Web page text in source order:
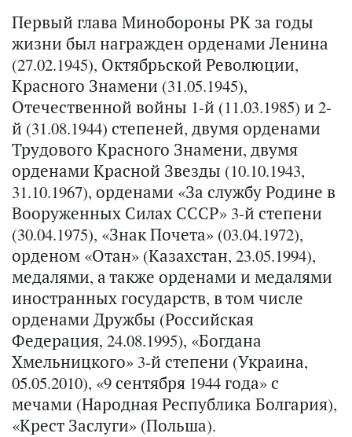
Первый глава Минобороны РК за годы
жизни был награжден орденами Ленина
(27.02.1945), Октябрьской Революции,
Красного Знамени (31.05.1945),
Отечественной войны 1-й (11.03.1985) и 2-
й (31.08.1944) степеней, двумя орденами
Трудового Красного Знамени, двумя
орденами Красной Звезды (10.10.1943,
31.10.1967), орденами «За службу Родине в
Вооруженных Силах СССР» 3-й степени
(30.04.1975), «Знак Почета» (03.04.1972),
орденом «Отан» (Казахстан, 23.05.1994),
медалями, а также орденами и медалями
иностранных государств, в том числе
орденами Дружбы (Российская
Федерация, 24.08.1995), «Богдана
Хмельницкого» 3-й степени (Украина,
05.05.2010), «9 сентября 1944 года» с
мечами (Народная Республика Болгария),
«Крест Заслуги» (Польша).